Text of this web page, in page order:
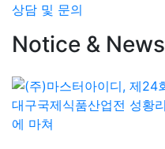
상담 및 문의
Notice & News